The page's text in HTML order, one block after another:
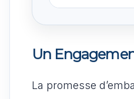
Un
La promesse